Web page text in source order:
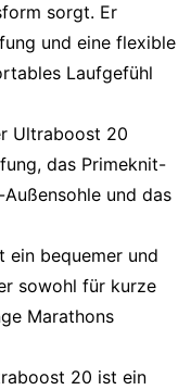
sorgt. Er
und eine flexible
Laufgefühl
Ultraboost 20
, das Primeknit-
und das
ein bequemer und
sowohl für kurze
Marathons
20 ist ein